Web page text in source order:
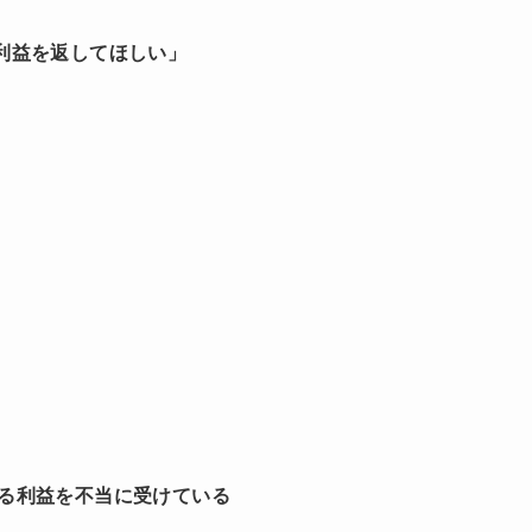
を返してほしい」
利益を不当に受けている